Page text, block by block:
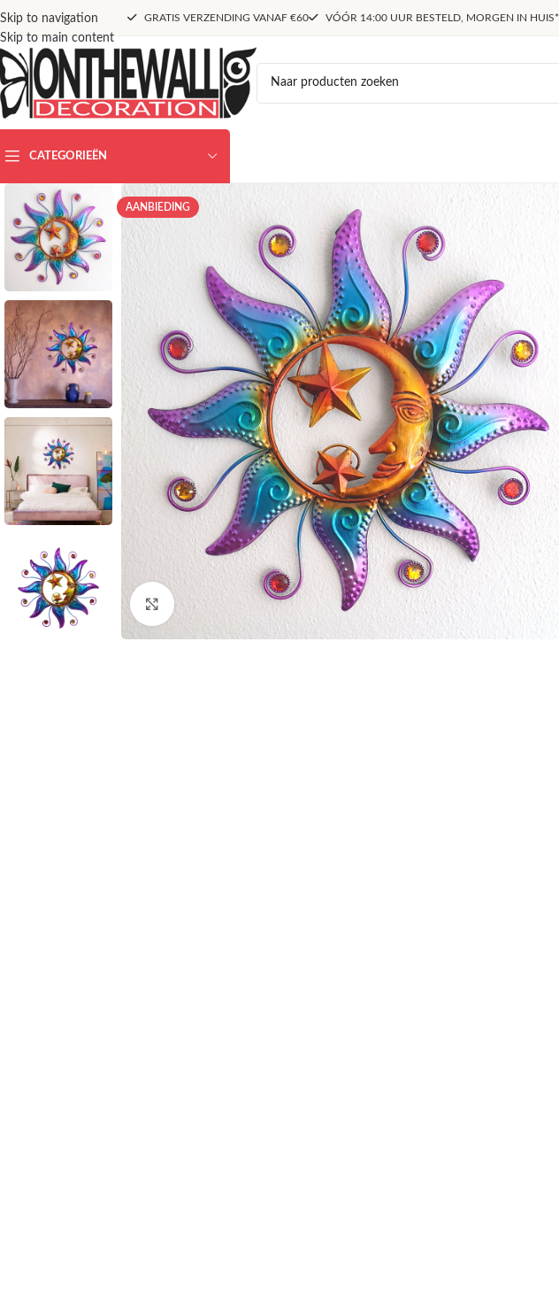
Skip to navigation
Skip to main content
GRATIS VERZENDING VANAF €60 VÓÓR 14:00 UUR BESTELD, MORGEN IN HUIS*
CATEGORIEËN
AANBIEDING
Klik om te vergroten